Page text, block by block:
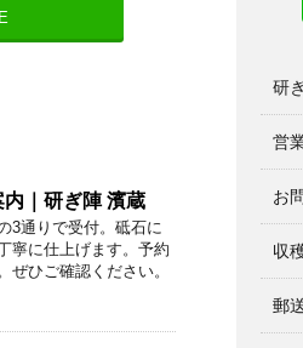
｜研ぎ陣 濱蔵
3通りで受付。砥石に
寧に仕上げます。予約
ひご確認ください。
研
営
お
収
郵